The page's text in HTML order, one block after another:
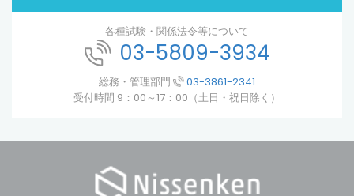
各種試験・関係法令等について
03-5809-3934
総務・管理部門
03-3861-2341
受付時間 9：00～17：00（土日・祝日除く）